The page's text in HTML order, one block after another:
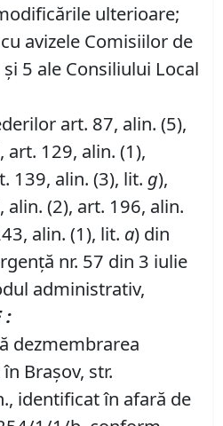
ulterioare;
avizele Comisiilor de
5 ale Consiliului Local
art. 87, alin. (5),
art. 129, alin. (1),
139, alin. (3), lit. g),
alin. (2), art. 196, alin.
alin. (1), lit. a) din
nr. 57 din 3 iulie
administrativ,
:
dezmembrarea
Brașov, str.
identificat în afară de